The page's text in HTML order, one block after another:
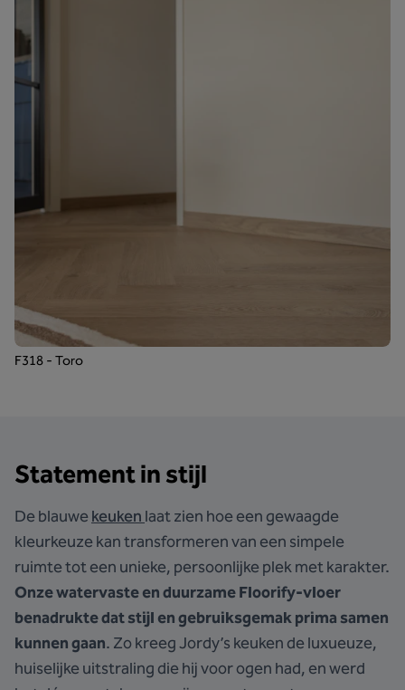
F318 - Toro
Statement in stijl
De blauwe keuken laat zien hoe een gewaagde
kleurkeuze kan transformeren van een simpele
ruimte tot een unieke, persoonlijke plek met karakter.
Onze watervaste en duurzame Floorify-vloer
benadrukte dat stijl en gebruiksgemak prima samen
kunnen gaan. Zo kreeg Jordy’s keuken de luxueuze,
huiselijke uitstraling die hij voor ogen had, en werd